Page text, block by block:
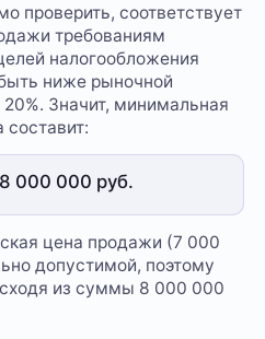
проверить, соответствует
требованиям
налогообложения
ниже рыночной
Значит, минимальная
составит:
000 000 руб.
цена продажи (7 000
допустимой, поэтому
из суммы 8 000 000